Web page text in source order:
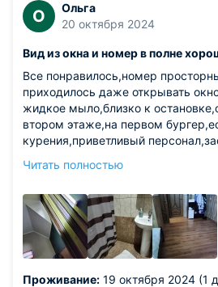
О
Ольга
20 октября 2024
Вид из окна и номер в полне
Все понравилось,номер
приходилось даже открывать
жидкое мыло,близко к
втором этаже,на первом
курения,приветливый
ванную комнату не
напрягало
Читать полностью
Проживание: 19 октября 2024 (1